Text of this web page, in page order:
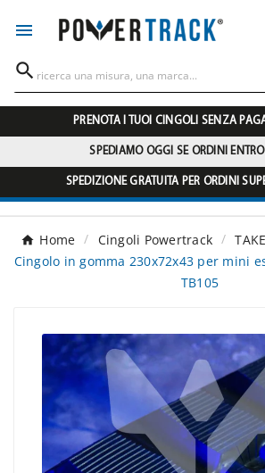


PRENOTA I TUOI CINGOLI SENZA
SPEDIAMO OGGI SE ORDINI
SPEDIZIONE GRATUITA PER ORDINI
Home Cingoli Powertrack
Cingolo in gomma 230x72x43 per mini
TB105